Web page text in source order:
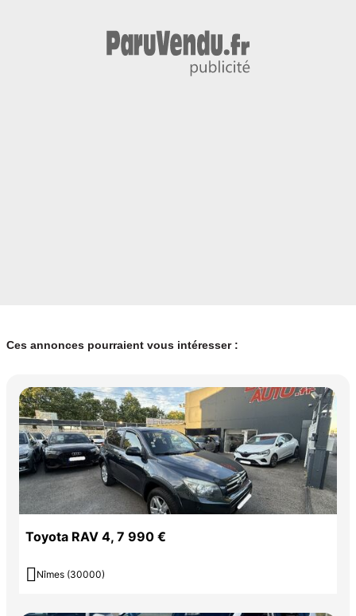
Ces annonces pourraient vous intéresser :
Toyota RAV 4, 7 990 €
 Nîmes (30000)